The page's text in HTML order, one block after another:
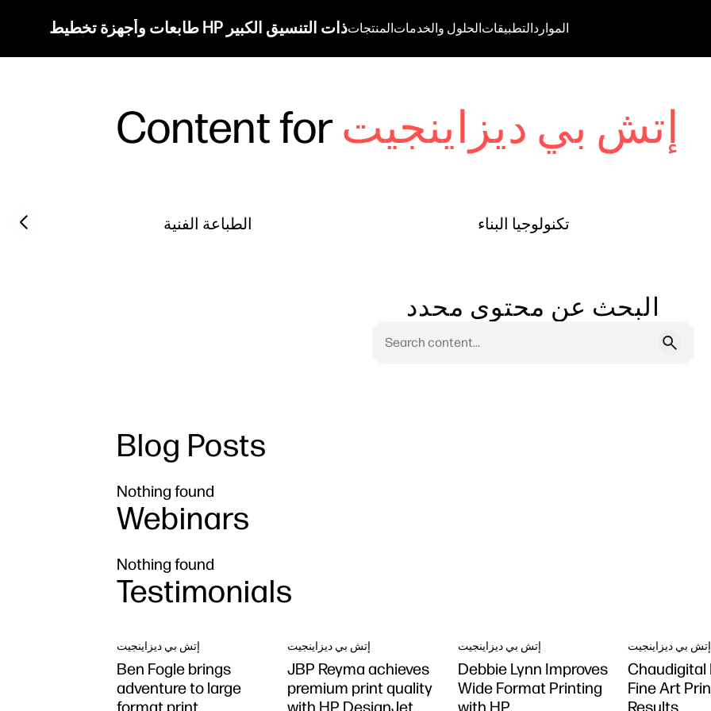
طابعات وأجهزة تخطيط HP ذات التنسيق الكبيرالمنتجاتالحلول والخدماتالتطبيقاتالموارد
Content forإتش بي ديزاينجيت Filter category
الطباعة الفنية تكنولوجيا البناء Previous slide
البحث عن محتوى محدد
Blog Posts
Nothing found
Webinars
Nothing found
Testimonials
إتش بي ديزاينجيت
Ben Fogle brings
adventure to large
format print
إتش بي ديزاينجيت
JBP Reyma achieves
premium print quality
with HP DesignJet
إتش بي ديزاينجيت
Debbie Lynn Improves
Wide Format Printing
with HP
إتش بي ديزاينجيت
Chaudigital
Fine Art
Results